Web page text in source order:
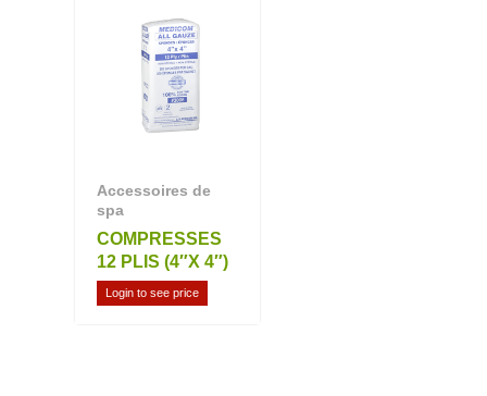
Accessoires de
spa
COMPRESSES
12 PLIS (4″X 4″)
Login to see price